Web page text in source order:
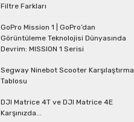
Filtre Farkları
GoPro Mission 1 | GoPro’dan
Görüntüleme Teknolojisi Dünyasında
Devrim: MISSION 1 Serisi
Segway Ninebot Scooter Karşılaştırma
Tablosu
DJI Matrice 4T ve DJI Matrice 4E
Karşınızda...